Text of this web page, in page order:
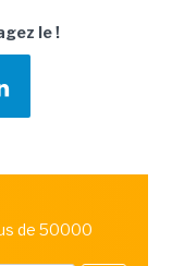
le !
de 50000